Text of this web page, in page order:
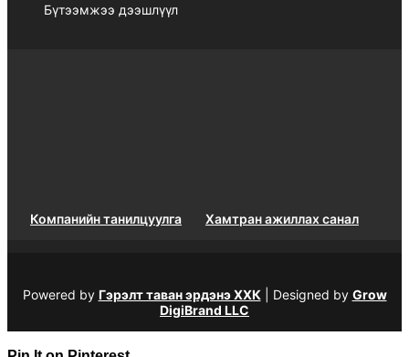
Бүтээмжээ дээшлүүл
Компанийн танилцуулга Хамтран ажиллах санал
Powered by Гэрэлт таван эрдэнэ ХХК | Designed by Grow
DigiBrand LLC